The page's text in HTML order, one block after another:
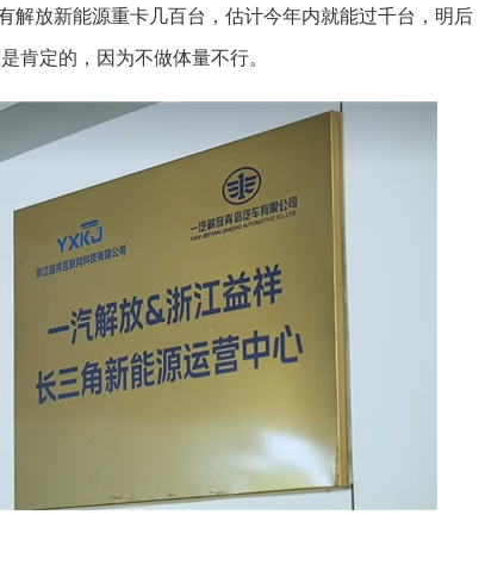
解放新能源重卡几百台，估计今年内就能过千台，明后
肯定的，因为不做体量不行。